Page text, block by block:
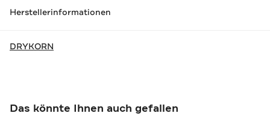
Herstellerinformationen
DRYKORN
Das könnte Ihnen auch gefallen